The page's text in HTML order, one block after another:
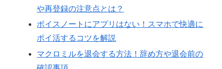
や再登録の注意点とは？
ボイスノートにアプリはない！スマホで快適に
ポイ活するコツを解説
マクロミルを退会する方法！辞め方や退会前の